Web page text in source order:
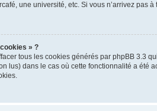
une université, etc. Si vous n’arrivez pas
» ?
tous les cookies générés par phpBB 3.3
lus) dans le cas où cette fonctionnalité a